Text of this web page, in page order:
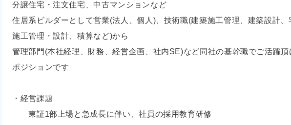
分譲住宅・注文住宅、中古マンションなど
住居系ビルダーとして営業(法人、個人)、技術職(建築施工管理、建築設計、
施工管理・設計、積算など)から
管理部門(本社経理、財務、経営企画、社内SE)など同社の基幹職でご活躍頂
ポジションです
・経営課題
東証1部上場と急成長に伴い、社員の採用教育研修